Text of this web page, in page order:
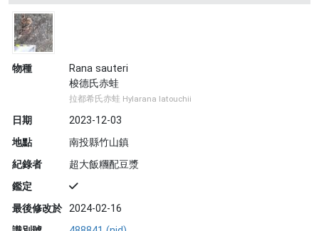
物種
Rana sauteri
梭德氏赤蛙
拉都希氏赤蛙 Hylarana latouchii
日期
2023-12-03
地點
南投縣竹山鎮
紀錄者
超大飯糰配豆漿
鑑定
最後修改於 2024-02-16